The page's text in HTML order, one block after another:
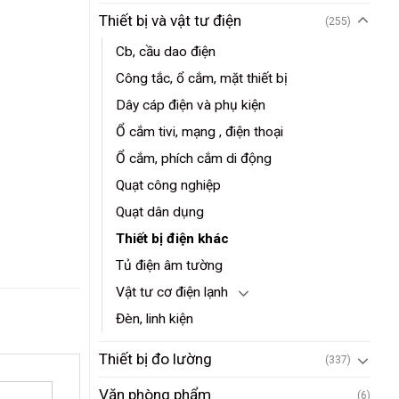
Thiết bị và vật tư điện (255)
Cb, cầu dao điện
Công tắc, ổ cắm, mặt thiết bị
Dây cáp điện và phụ kiện
Ổ cắm tivi, mạng , điện thoại
Ổ cắm, phích cắm di động
Quạt công nghiệp
Quạt dân dụng
Thiết bị điện khác
Tủ điện âm tường
Vật tư cơ điện lạnh
Đèn, linh kiện
Thiết bị đo lường (337)
Văn phòng phẩm (6)